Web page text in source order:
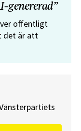
genererad”
offentligt
det är att